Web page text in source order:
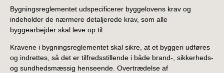
Bygningsreglementet udspecificerer byggelovens krav og
indeholder de nærmere detaljerede krav, som alle
byggearbejder skal leve op til.
Kravene i bygningsreglementet skal sikre, at et byggeri udføres
og indrettes, så det er tilfredsstillende i både brand-, sikkerheds-
og sundhedsmæssig henseende. Overtrædelse af